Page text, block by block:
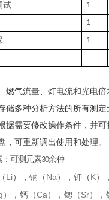
试
1
1
1
燃气流量、灯电流和光电
储多种分析方法的所有测
据需要修改操作条件，并可
，可重新调出使用和处理。
：可测元素30余种
Li），钠（ Na ），钾（ K）
），钙（Ca ），锶（ Sr），